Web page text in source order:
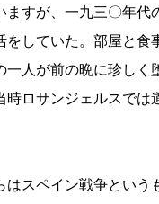
すが、一九三〇年
していた。部屋と
人が前の晩に珍し
ロサンジェルスで
スペイン戦争とい